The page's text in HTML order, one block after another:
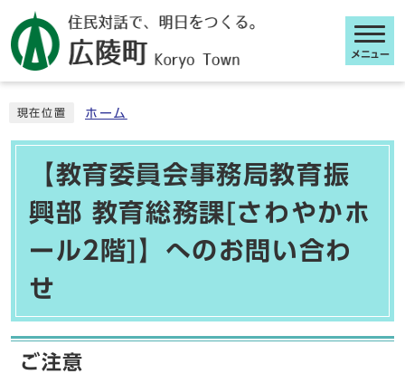
メニュー
現在位置 ホーム
【教育委員会事務局教育振
興部 教育総務課[さわやかホ
ール2階]】へのお問い合わ
せ
ご注意